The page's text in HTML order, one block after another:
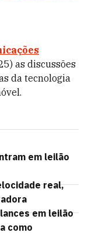
as discussões
da tecnologia
em leilão
real,
em leilão
como